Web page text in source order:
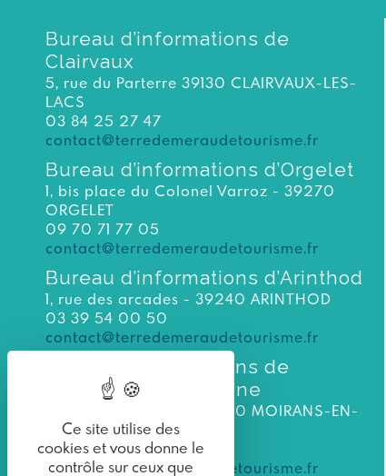
Bureau d’informations de
Clairvaux
5, rue du Parterre 39130 CLAIRVAUX-LES-
LACS
03 84 25 27 47
contact@terredemeraudetourisme.fr
Bureau d’informations d’Orgelet
1, bis place du Colonel Varroz - 39270
ORGELET
09 70 71 77 05
contact@terredemeraudetourisme.fr
Bureau d’informations d’Arinthod
1, rue des arcades - 39240 ARINTHOD
03 39 54 00 50
contact@terredemeraudetourisme.fr
Bureau d’informations de
Moirans-en-Montagne
3 bis rue du Murgin 39260 MOIRANS-EN-
MONTAGNE
Tél. : 03 84 42 31 57
contact@terredemeraudetourisme.fr
Ce site utilise des
cookies et vous donne le
contrôle sur ceux que